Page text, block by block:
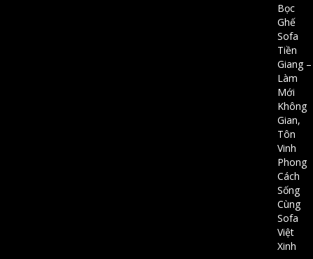
Bọc
Ghế
Sofa
Tiền
Giang –
Làm
Mới
Không
Gian,
Tôn
Vinh
Phong
Cách
Sống
Cùng
Sofa
Việt
Xinh